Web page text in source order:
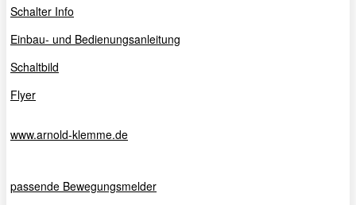
Schalter Info
Einbau- und Bedienungsanleitung
Schaltbild
Flyer
www.arnold-klemme.de
passende Bewegungsmelder